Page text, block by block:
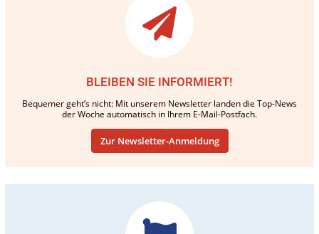
BLEIBEN SIE INFORMIERT!
Bequemer geht’s nicht: Mit unserem Newsletter landen die Top-News
der Woche automatisch in Ihrem E-Mail-Postfach.
Zur Newsletter-Anmeldung